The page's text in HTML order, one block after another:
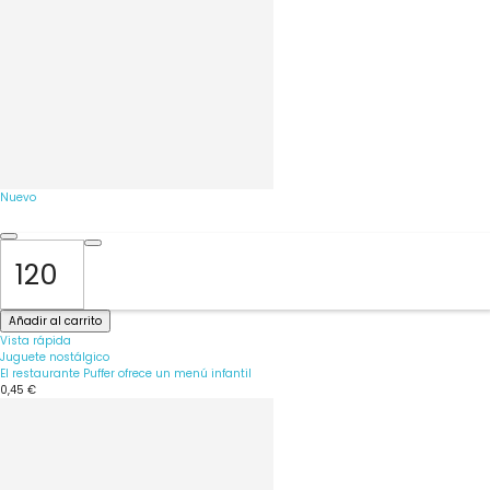
Nuevo
Añadir al carrito
Vista rápida
Juguete nostálgico
El restaurante Puffer ofrece un menú infantil
0,45 €